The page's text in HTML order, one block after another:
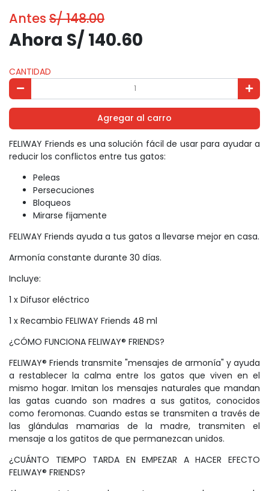
Antes S/ 148.00
Ahora S/ 140.60
CANTIDAD
Agregar al carro
FELIWAY Friends es una solución fácil de usar para ayudar a
reducir los conflictos entre tus gatos:
Peleas
Persecuciones
Bloqueos
Mirarse fijamente
FELIWAY Friends ayuda a tus gatos a llevarse mejor en casa.
Armonía constante durante 30 días.
Incluye:
1 x Difusor eléctrico
1 x Recambio FELIWAY Friends 48 ml
¿CÓMO FUNCIONA FELIWAY® FRIENDS?
FELIWAY® Friends transmite "mensajes de armonía" y ayuda
a restablecer la calma entre los gatos que viven en el
mismo hogar. Imitan los mensajes naturales que mandan
las gatas cuando son madres a sus gatitos, conocidos
como feromonas. Cuando estas se transmiten a través de
las glándulas mamarias de la madre, transmiten el
mensaje a los gatitos de que permanezcan unidos.
¿CUÁNTO TIEMPO TARDA EN EMPEZAR A HACER EFECTO
FELIWAY® FRIENDS?